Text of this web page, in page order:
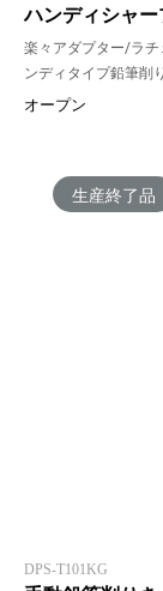
ハンディシャ
楽々アダプター/ラ
ンディタイプ鉛筆削
オープン
生産終了品
DPS-T101KG